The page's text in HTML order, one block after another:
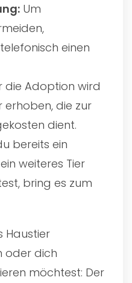
Um
einen
die Adoption wird
erhoben, die zur
dient.
bereits ein
weiteres Tier
bring es zum
Haustier
oder dich
möchtest: Der